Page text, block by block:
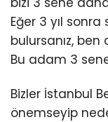
Eğer 3 yıl
bulursanız,
Bu adam 3
Bizler İstanbul
önemseyip